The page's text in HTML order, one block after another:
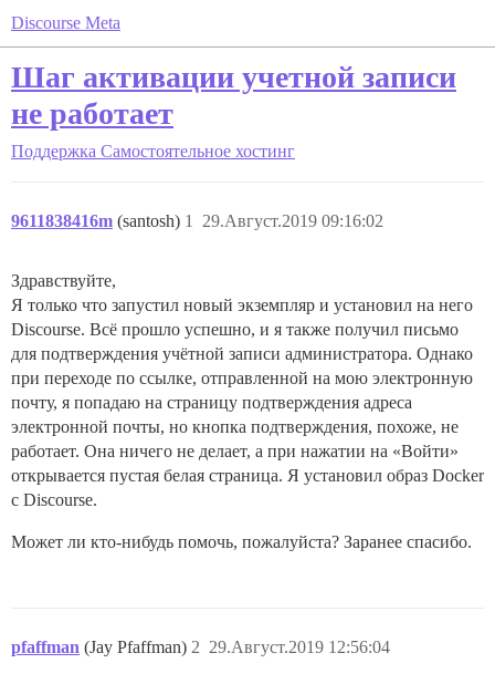
Discourse Meta
Шаг активации учетной записи
не работает
Поддержка Самостоятельное хостинг
9611838416m (santosh) 29.Август.2019 09:16:02
1
Здравствуйте,
Я только что запустил новый экземпляр и установил на него
Discourse. Всё прошло успешно, и я также получил письмо
для подтверждения учётной записи администратора. Однако
при переходе по ссылке, отправленной на мою электронную
почту, я попадаю на страницу подтверждения адреса
электронной почты, но кнопка подтверждения, похоже, не
работает. Она ничего не делает, а при нажатии на «Войти»
открывается пустая белая страница. Я установил образ Docker
с Discourse.
Может ли кто-нибудь помочь, пожалуйста? Заранее спасибо.
pfaffman (Jay Pfaffman) 29.Август.2019 12:56:04
2